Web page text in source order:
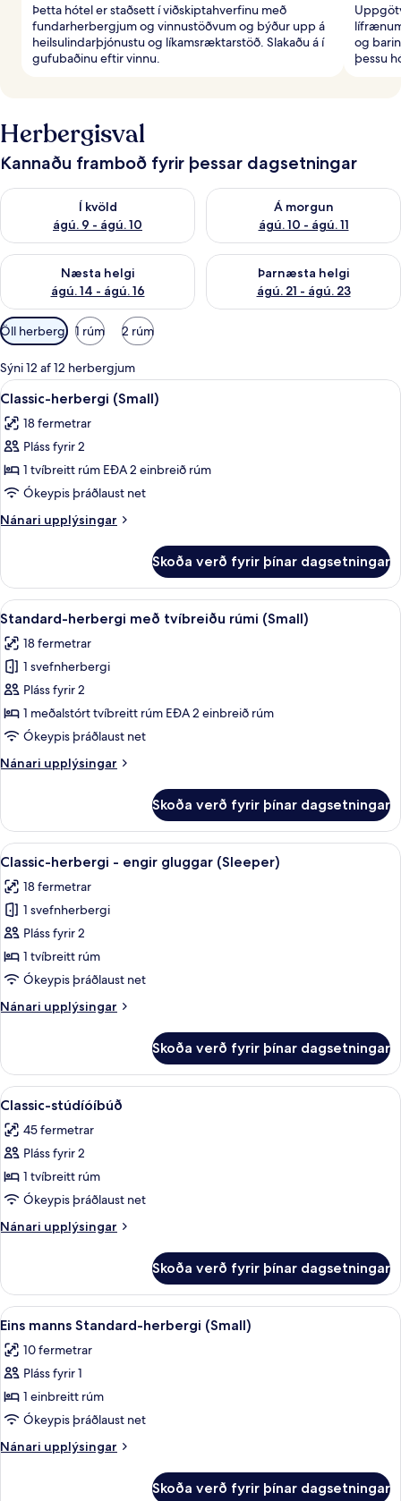
Þetta hótel er staðsett í viðskiptahverfinu með
fundarherbergjum og vinnustöðvum og býður upp á
heilsulindarþjónustu og líkamsræktarstöð. Slakaðu á í
gufubaðinu eftir vinnu.
og
þessu
Herbergisval
Kannaðu framboð fyrir þessar dagsetningar
Í kvöld
ágú. 9 - ágú. 10
Athuga framboð í kvöld ágú. 9 - ágú. 10
Á morgun
ágú. 10 - ágú. 11
Athuga framboð á morgun
Næsta helgi
ágú. 14 - ágú. 16
Athuga framboð næstu helgi ágú. 14 - ágú. 16
Þarnæsta helgi
ágú. 21 - ágú. 23
Athuga framboð þarnæstu
Síur
í
boði
fyrir
herbergi
Öll herbergi 1 rúm 2 rúm
Sýni 12 af 12 herbergjum
Skoða
allar
myndir
fyrir
Classic-
herbergi
(Small)
Classic-herbergi (Small) | Míníbar,
7
Classic-herbergi (Small)
18 fermetrar
Pláss fyrir 2
1 tvíbreitt rúm EÐA 2 einbreið rúm
Ókeypis þráðlaust net
Nánari upplýsingar
Nánari
herbergi
(Small)
Skoða verð fyrir þínar dagsetningar
Skoða
allar
myndir
fyrir
Standard-
herbergi
með
rúmi
Standard-herbergi með tvíbreiðu
8
Standard-herbergi með tvíbreiðu rúmi (Small)
18 fermetrar
1 svefnherbergi
Pláss fyrir 2
1 meðalstórt tvíbreitt rúm EÐA 2 einbreið rúm
Ókeypis þráðlaust net
Nánari upplýsingar
Nánari
herbergi
með
tvíbreiðu
(Small)
Skoða verð fyrir þínar dagsetningar
Skoða
allar
myndir
fyrir
Classic-
herbergi
-
gluggar
Classic-herbergi - engir gluggar
5
Classic-herbergi - engir gluggar (Sleeper)
18 fermetrar
1 svefnherbergi
Pláss fyrir 2
1 tvíbreitt rúm
Ókeypis þráðlaust net
Nánari upplýsingar
Nánari
herbergi
engir
(Sleeper)
Skoða verð fyrir þínar dagsetningar
Skoða
allar
myndir
fyrir
Classic-
stúdíóíbúð
Classic-stúdíóíbúð | Míníbar,
6
Classic-stúdíóíbúð
45 fermetrar
Pláss fyrir 2
1 tvíbreitt rúm
Ókeypis þráðlaust net
Nánari upplýsingar
Nánari
stúdíóíbúð
Skoða verð fyrir þínar dagsetningar
Skoða
allar
myndir
fyrir
Eins
manns
Standard-
herbergi
Eins manns Standard-herbergi
5
Eins manns Standard-herbergi (Small)
10 fermetrar
Pláss fyrir 1
1 einbreitt rúm
Ókeypis þráðlaust net
Nánari upplýsingar
Nánari
Skoða verð fyrir þínar dagsetningar